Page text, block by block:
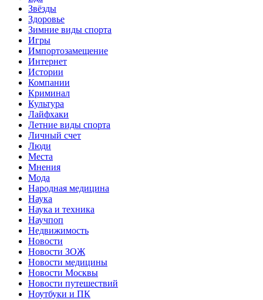
Звёзды
Здоровье
Зимние виды спорта
Игры
Импортозамещение
Интернет
Истории
Компании
Криминал
Культура
Лайфхаки
Летние виды спорта
Личный счет
Люди
Места
Мнения
Мода
Народная медицина
Наука
Наука и техника
Научпоп
Недвижимость
Новости
Новости ЗОЖ
Новости медицины
Новости Москвы
Новости путешествий
Ноутбуки и ПК